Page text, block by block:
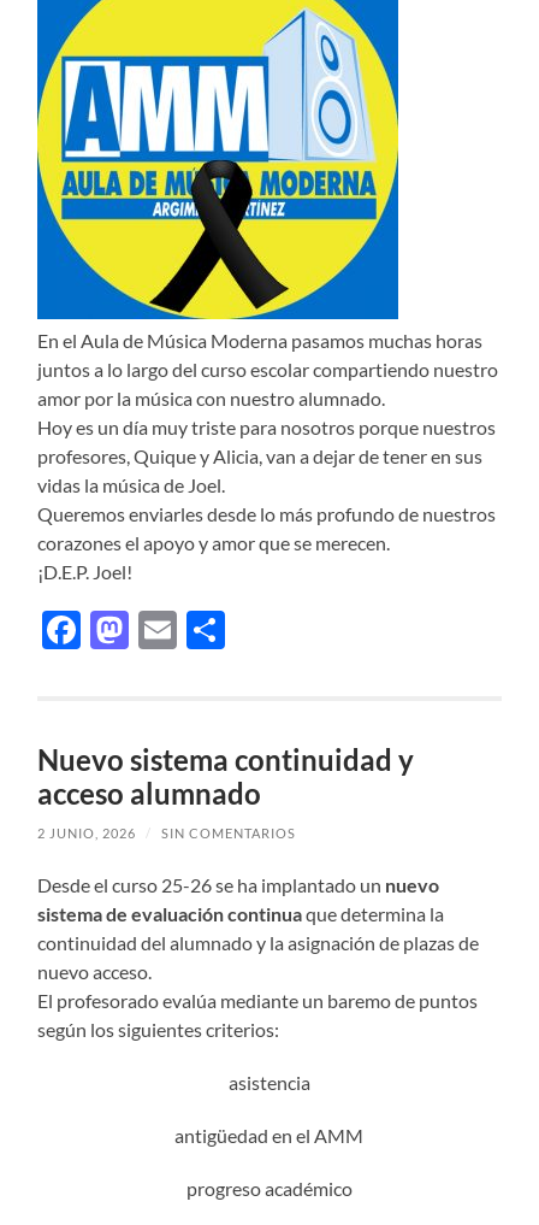
En el Aula de Música Moderna pasamos muchas horas
juntos a lo largo del curso escolar compartiendo nuestro
amor por la música con nuestro alumnado.
Hoy es un día muy triste para nosotros porque nuestros
profesores, Quique y Alicia, van a dejar de tener en sus
vidas la música de Joel.
Queremos enviarles desde lo más profundo de nuestros
corazones el apoyo y amor que se merecen.
¡D.E.P. Joel!
Facebook
Mastodon
Email
Nuevo sistema continuidad y
acceso alumnado
2 JUNIO, 2026 / SIN COMENTARIOS
Desde el curso 25-26 se ha implantado un nuevo
sistema de evaluación continuaque determina la
continuidad del alumnado y la asignación de plazas de
nuevo acceso.
El profesorado evalúa mediante un baremo de puntos
según los siguientes criterios:
asistencia
antigüedad en el AMM
progreso académico